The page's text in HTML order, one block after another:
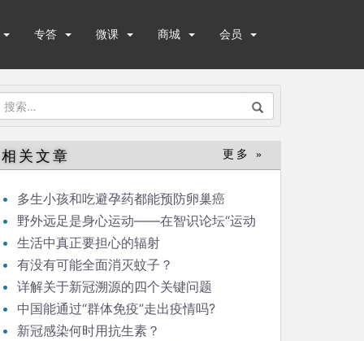
专答 微课 商城 会员
搜
：
相关文章 更多 »
多生小孩和吃避孕药都能预防卵巢癌
野外远足是身心运动——在智识论坛“运动
与健康”的发言
生活中真正要担心的辐射
有没有可能全面消灭蚊子？
详解关于新冠溯源的四个关键问题
中国能通过“群体免疫”走出疫情吗?
新冠感染何时用抗生素？